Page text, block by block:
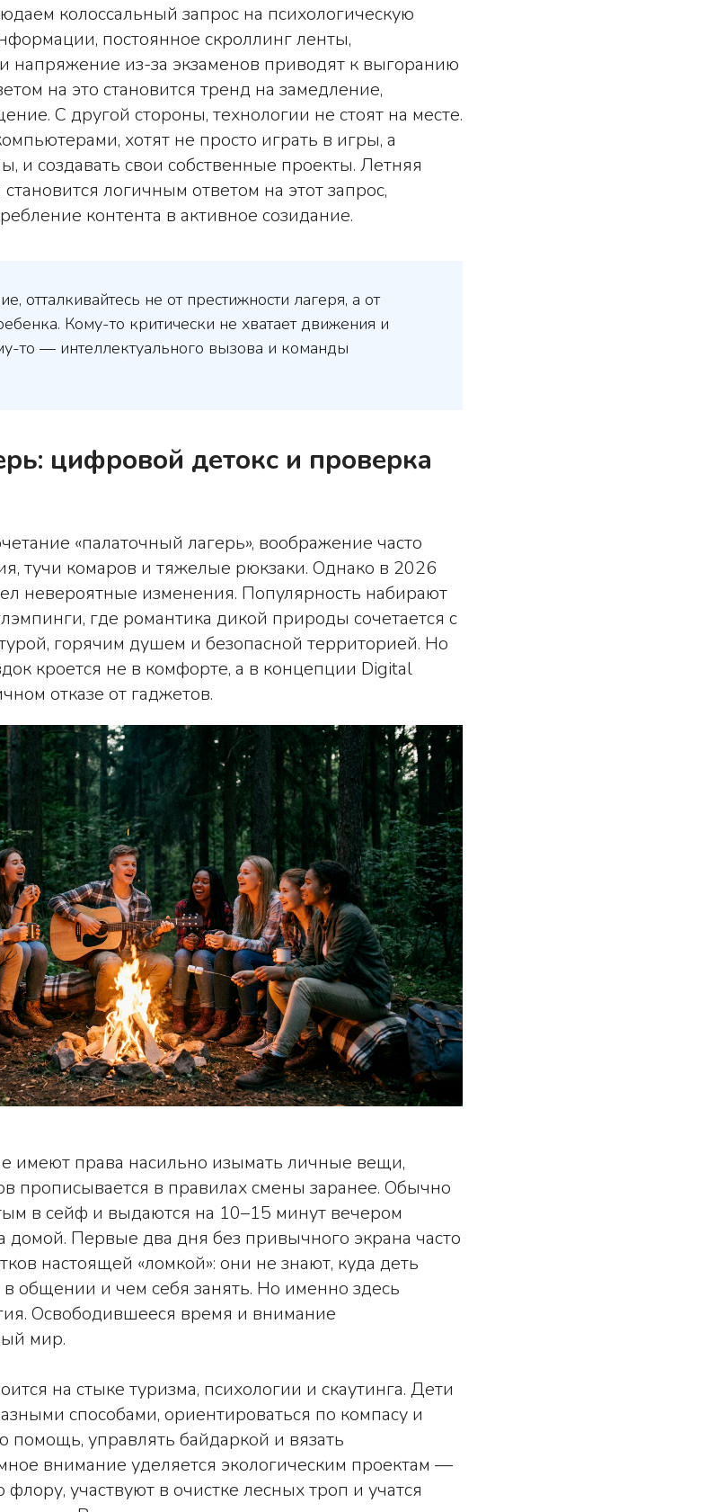
колоссальный запрос на психологическую
постоянное скроллинг ленты,
напряжение из-за экзаменов приводят к выгоранию
на это становится тренд на замедление,
С другой стороны, технологии не стоят на месте.
хотят не просто играть в игры, а
и создавать свои собственные проекты. Летняя
логичным ответом на этот запрос,
контента в активное созидание.
отталкивайтесь не от престижности лагеря, а от
Кому-то критически не хватает движения и
то — интеллектуального вызова и команды
цифровой детокс и проверка
«палаточный лагерь», воображение часто
тучи комаров и тяжелые рюкзаки. Однако в 2026
невероятные изменения. Популярность набирают
где романтика дикой природы сочетается с
горячим душем и безопасной территорией. Но
кроется не в комфорте, а в концепции Digital
отказе от гаджетов.
имеют права насильно изымать личные вещи,
прописывается в правилах смены заранее. Обычно
в сейф и выдаются на 10–15 минут вечером
домой. Первые два дня без привычного экрана часто
настоящей «ломкой»: они не знают, куда деть
в общении и чем себя занять. Но именно здесь
Освободившееся время и внимание
мир.
на стыке туризма, психологии и скаутинга. Дети
способами, ориентироваться по компасу и
помощь, управлять байдаркой и вязать
внимание уделяется экологическим проектам —
участвуют в очистке лесных троп и учатся